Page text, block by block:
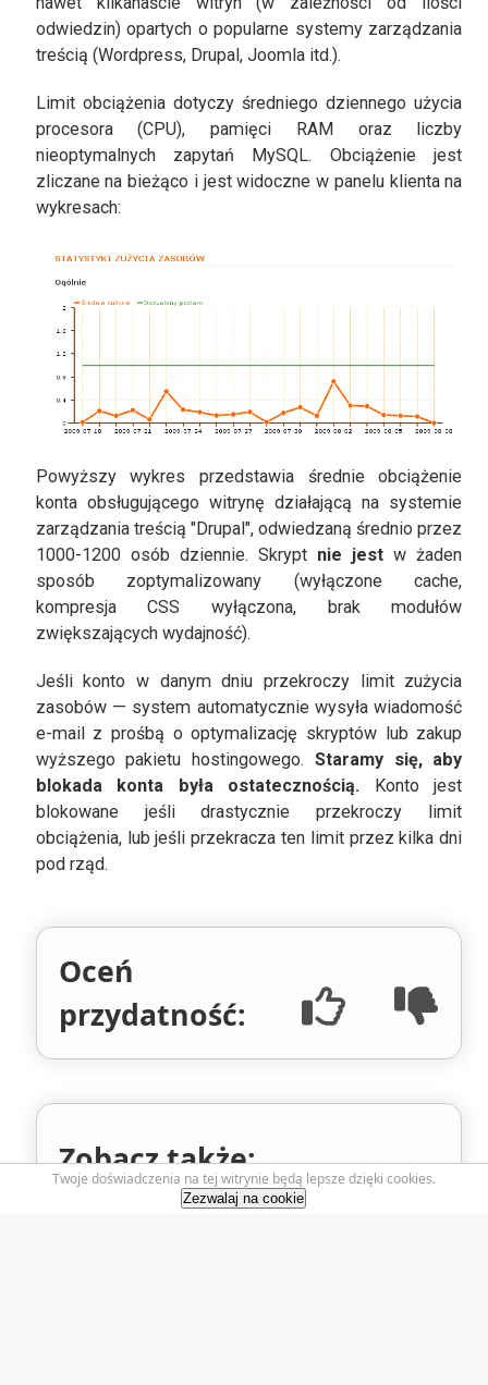
odwiedzin) opartych o popularne systemy zarządzania
treścią (Wordpress, Drupal, Joomla itd.).
Limit obciążenia dotyczy średniego dziennego użycia
procesora (CPU), pamięci RAM oraz liczby
nieoptymalnych zapytań MySQL. Obciążenie jest
zliczane na bieżąco i jest widoczne w panelu klienta na
wykresach:
Powyższy wykres przedstawia średnie obciążenie
konta obsługującego witrynę działającą na systemie
zarządzania treścią "Drupal", odwiedzaną średnio przez
1000-1200 osób dziennie. Skrypt nie jest w żaden
sposób zoptymalizowany (wyłączone cache,
kompresja CSS wyłączona, brak modułów
zwiększających wydajność).
Jeśli konto w danym dniu przekroczy limit zużycia
zasobów — system automatycznie wysyła wiadomość
e-mail z prośbą o optymalizację skryptów lub zakup
wyższego pakietu hostingowego. Staramy się, aby
blokada konta była ostatecznością. Konto jest
blokowane jeśli drastycznie przekroczy limit
obciążenia, lub jeśli przekracza ten limit przez kilka dni
pod rząd.
Oceń
przydatność:
Zobacz także:
Zadania CRON
Twoje doświadczenia na tej witrynie będą lepsze dzięki cookies.
Zezwalaj na cookie